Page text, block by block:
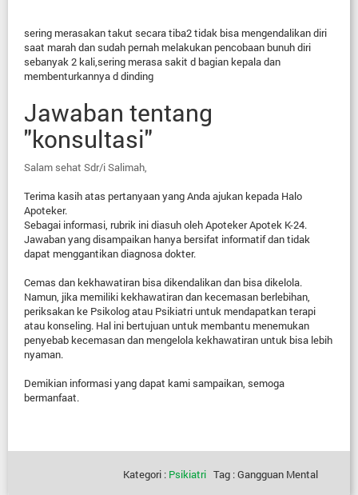
sering merasakan takut secara tiba2 tidak bisa mengendalikan diri
saat marah dan sudah pernah melakukan pencobaan bunuh diri
sebanyak 2 kali,sering merasa sakit d bagian kepala dan
membenturkannya d dinding
Jawaban tentang
"konsultasi"
Salam sehat Sdr/i Salimah,
Terima kasih atas pertanyaan yang Anda ajukan kepada Halo
Apoteker.
Sebagai informasi, rubrik ini diasuh oleh Apoteker Apotek K-24.
Jawaban yang disampaikan hanya bersifat informatif dan tidak
dapat menggantikan diagnosa dokter.
Cemas dan kekhawatiran bisa dikendalikan dan bisa dikelola.
Namun, jika memiliki kekhawatiran dan kecemasan berlebihan,
periksakan ke Psikolog atau Psikiatri untuk mendapatkan terapi
atau konseling. Hal ini bertujuan untuk membantu menemukan
penyebab kecemasan dan mengelola kekhawatiran untuk bisa lebih
nyaman.
Demikian informasi yang dapat kami sampaikan, semoga
bermanfaat.
Kategori : Psikiatri Tag : Gangguan Mental